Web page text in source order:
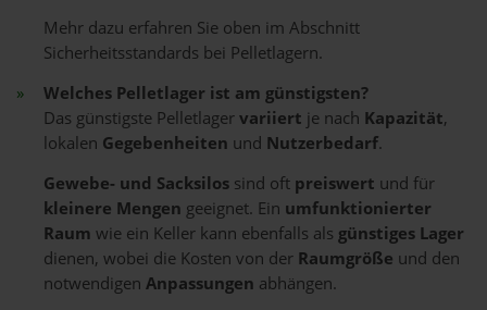
Mehr dazu erfahren Sie oben im Abschnitt
Sicherheitsstandards bei Pelletlagern.
Welches Pelletlager ist am günstigsten?
Das günstigste Pelletlagervariiert je nach Kapazität,
lokalen Gegebenheiten und Nutzerbedarf.
Gewebe- und Sacksilos sind oft preiswert und für
kleinere Mengen geeignet. Ein umfunktionierter
Raum wie ein Keller kann ebenfalls als günstiges Lager
dienen, wobei die Kosten von der Raumgröße und den
notwendigen Anpassungen abhängen.